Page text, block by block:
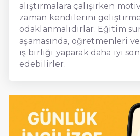
alıştırmalara çalışırken
zaman kendilerini
odaklanmalıdırlar. Eğitim
aşamasında, öğretmenleri
iş birliği yaparak daha iyi
edebilirler.